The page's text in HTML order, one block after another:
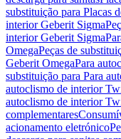
substituição para Placas
interior Geberit Sigma
interior Geberit Sigma
OmegaPeças de
Geberit OmegaPara
substituição para Para
autoclismo de interior
autoclismo de interior
complementares
acionamento eletrónico